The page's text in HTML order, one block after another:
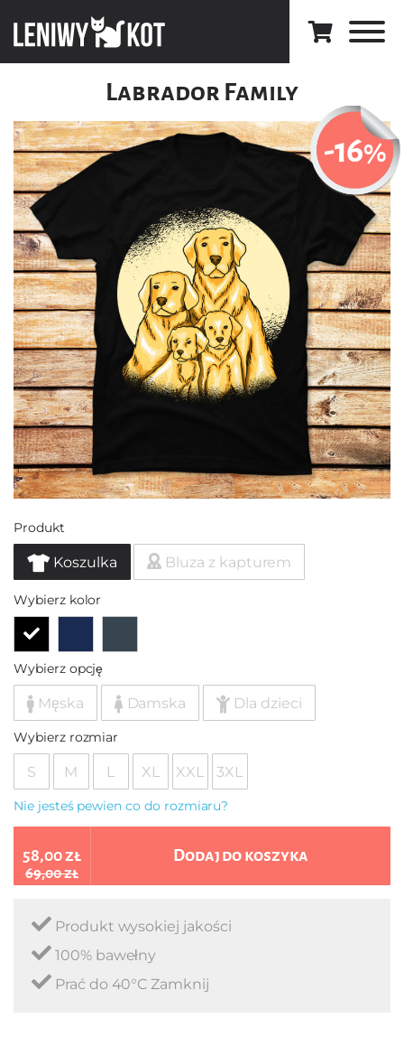
Labrador Family
-16%
Produkt
Koszulka Bluza z kapturem
Wybierz kolor
Wybierz opcję
Męska Damska Dla dzieci
Wybierz rozmiar
S M L XL XXL 3XL
Nie jesteś pewien co do rozmiaru?
58,00 zł
69,00 zł
Dodaj do koszyka
Produkt wysokiej jakości
100% bawełny
Prać do 40°C Zamknij